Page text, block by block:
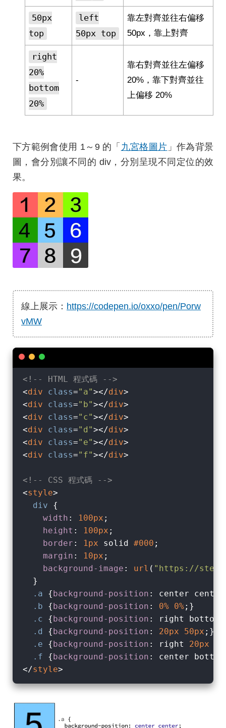
50px
top
left
50px top
靠左對齊並往右偏移
50px，靠上對齊
right
20%
bottom
20%
-
靠右對齊並往左偏移
20%，靠下對齊並往
上偏移 20%
下方範例會使用 1～9 的「 九宮格圖片 」作為背景
圖，會分別讓不同的 div，分別呈現不同定位的效
果。
線上展示： https://codepen.io/oxxo/pen/Porw
vMW
<!-- HTML 程式碼 -->
<div class="a"></div>
<div class="b"></div>
<div class="c"></div>
<div class="d"></div>
<div class="e"></div>
<div class="f"></div>
<!-- CSS 程式碼 -->
<style>
div {
width : 100px ;
height : 100px ;
border : 1px solid #000 ;
margin : 10px ;
background-image : url ( "https://
  }
.a {background-position : center
.b {background-position : 0% 0%
.c {background-position : right
.d
{background-position : 20px 50px
.e {background-position : right 20px
.f {background-position : center
</style>